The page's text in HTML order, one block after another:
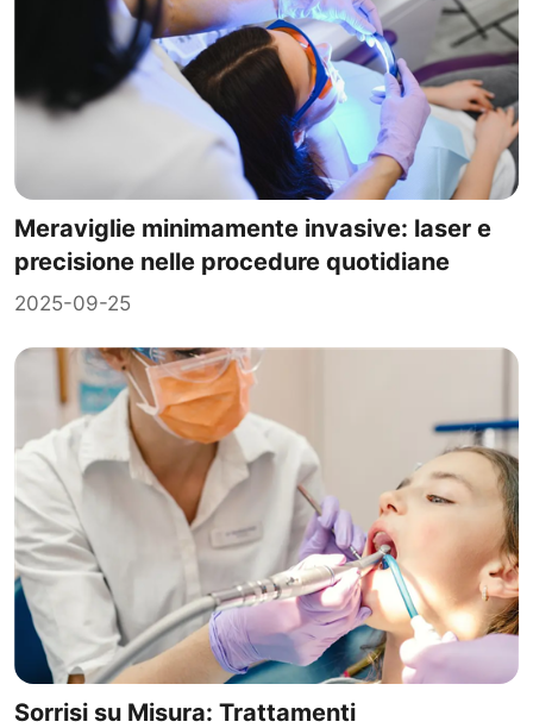
Meraviglie minimamente invasive: laser e
precisione nelle procedure quotidiane
2025-09-25
Sorrisi su Misura: Trattamenti